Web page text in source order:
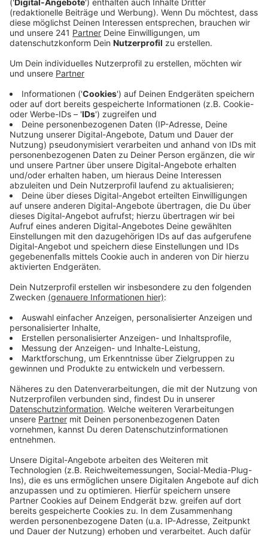
Veröffentlicht:Donnerstag, 22.05.2025 14:19
Anzeige
Übernahme von Kodi
Anzeige
Ein Investoren-Konsortium soll die übrigen 150 Filialen
unter dem bisherigen Namen weiterführen, das betrifft
auch die anderen Kodi-Filialen bei uns in der Stadt. Die
stehen in Opladen, Schlebusch und Rheindorf.
Anzeige
Weitere Meldungen aus Leverkusen
Leverkusen hofft auf Olympische Spiele in NRW
Brand in den Luminaden: Feuerwehr Leverkusen im
Einsatz
Meisterschaftsfinale
Anzeige
Anzeige